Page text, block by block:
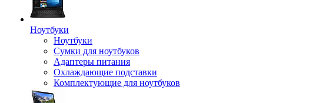
Ноутбуки
Ноутбуки
Сумки для ноутбуков
Адаптеры питания
Охлаждающие подставки
Комплектующие для ноутбуков